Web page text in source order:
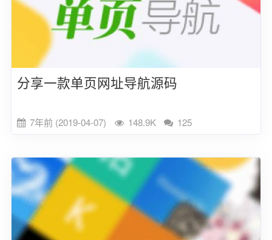
分享一款单页网址导航源码
7年前 (2019-04-07) 148.9K 125